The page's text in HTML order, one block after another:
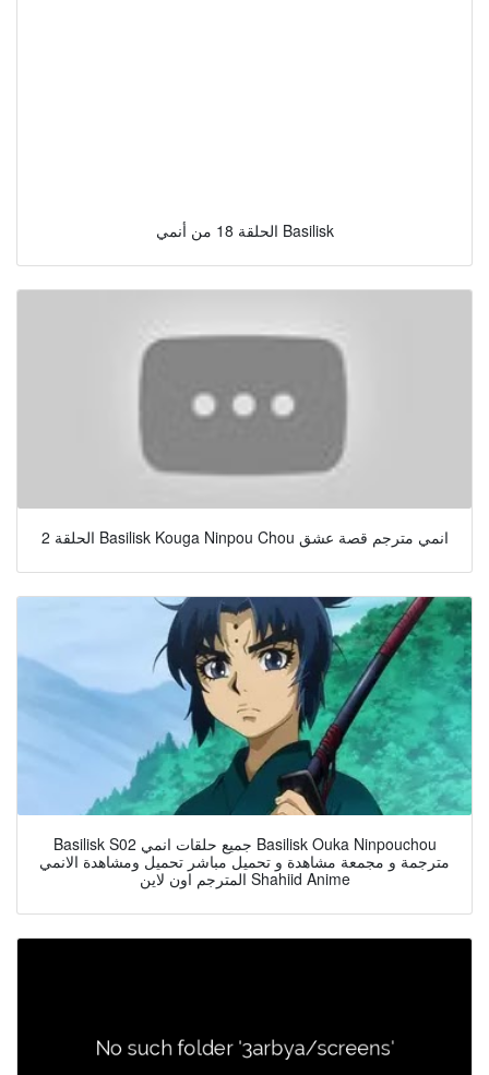
الحلقة 18 من أنمي Basilisk
الحلقة 2 Basilisk Kouga Ninpou Chou انمي مترجم قصة عشق
Basilisk S02 جميع حلقات انمي Basilisk Ouka Ninpouchou
مترجمة و مجمعة مشاهدة و تحميل مباشر تحميل ومشاهدة الانمي
المترجم اون لاين Shahiid Anime